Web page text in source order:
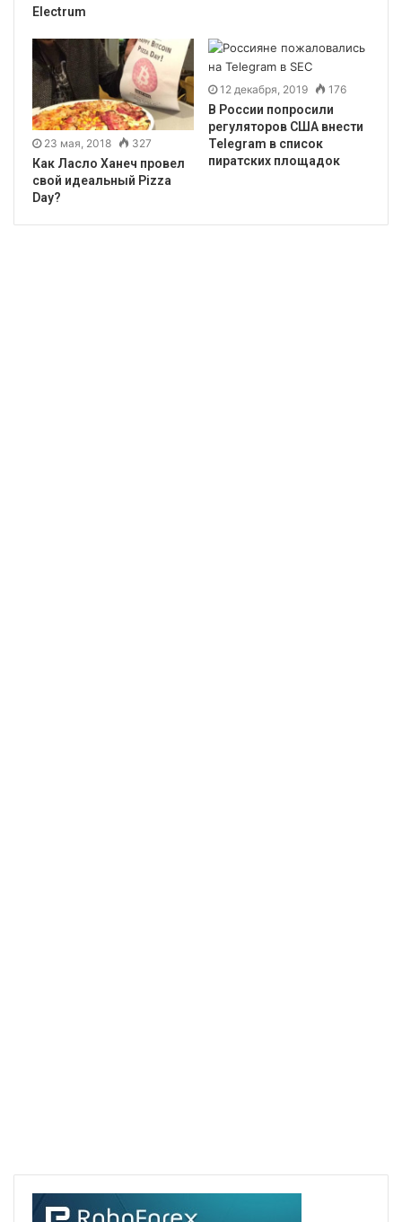
Electrum
23 мая, 2018 327
Как Ласло Ханеч провел
свой идеальный Pizza
Day?
12 декабря, 2019 176
В России попросили
регуляторов США внести
Telegram в список
пиратских площадок